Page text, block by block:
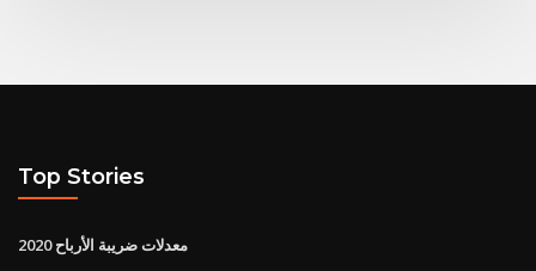
Top Stories
معدلات ضريبة الأرباح 2020